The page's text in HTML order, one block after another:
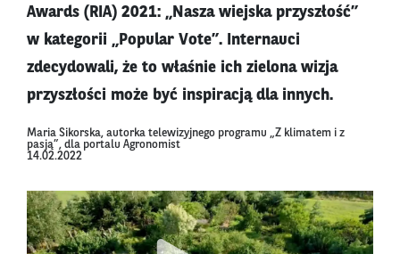
Awards (RIA) 2021: „Nasza wiejska przyszłość”
w kategorii „Popular Vote”. Internauci
zdecydowali, że to właśnie ich zielona wizja
przyszłości może być inspiracją dla innych.
Maria Sikorska, autorka telewizyjnego programu „Z klimatem i z
pasją”, dla portalu Agronomist
14.02.2022